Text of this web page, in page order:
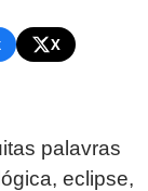
X
palavras
eclipse,